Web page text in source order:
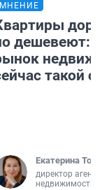
МНЕНИЕ
дешевеют:
такой
Екатерина
директор
недвижимости